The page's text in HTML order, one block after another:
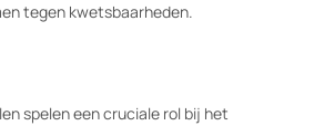
tegen kwetsbaarheden.
spelen een cruciale rol bij het